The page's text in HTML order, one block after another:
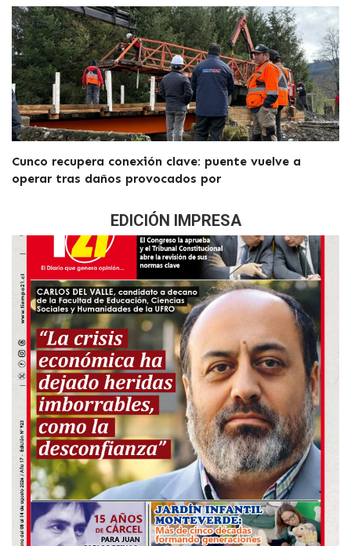
Cunco recupera conexión clave: puente vuelve a
operar tras daños provocados por
EDICIÓN IMPRESA